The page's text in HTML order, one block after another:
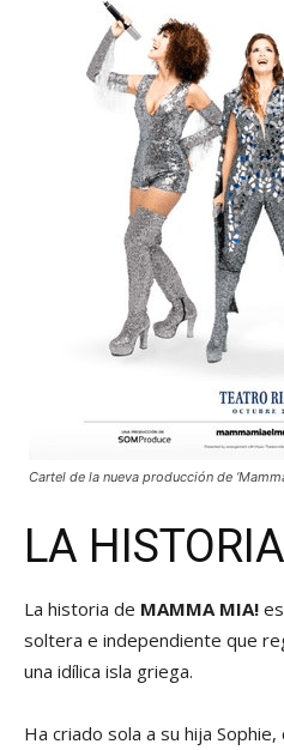
Cartel de la nueva producción de
LA HISTORIA
La historia de MAMMA MIA!
soltera e independiente que
una idílica isla griega.
Ha criado sola a su hija